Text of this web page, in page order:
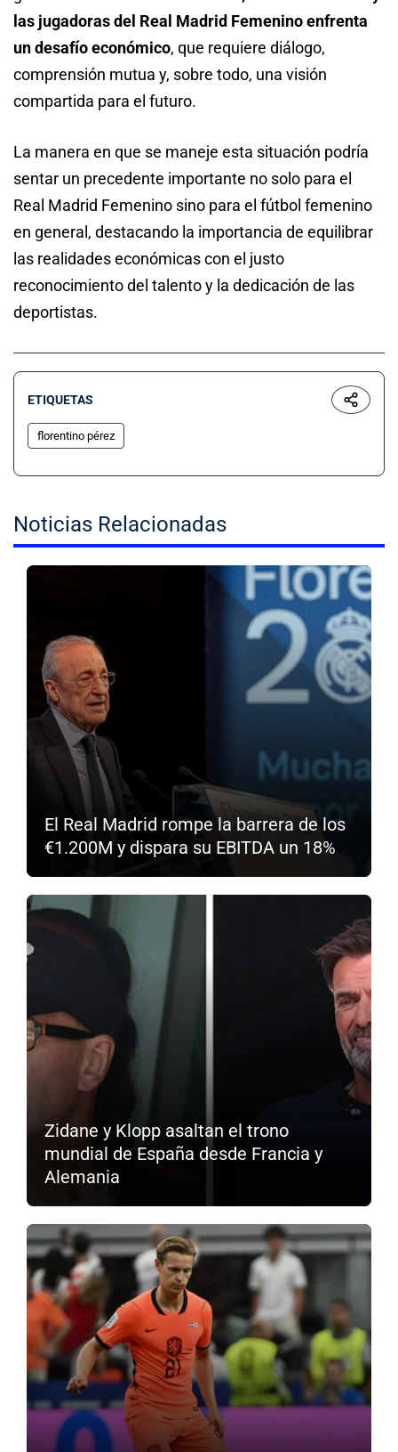
las jugadoras del Real Madrid Femeninoenfrenta
un desafío económico, que requiere diálogo,
comprensión mutua y, sobre todo, una visión
compartida para el futuro.
La manera en que se maneje esta situación podría
sentar un precedente importante no solo para el
Real Madrid Femenino sino para el fútbol femenino
en general, destacando la importancia de equilibrar
las realidades económicas con el justo
reconocimiento del talento y la dedicación de las
deportistas.
ETIQUETAS
florentino pérez
Noticias Relacionadas
El Real Madrid rompe la barrera de los
€1.200M y dispara su EBITDA un 18%
Zidane y Klopp asaltan el trono
mundial de España desde Francia y
Alemania